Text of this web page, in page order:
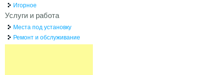
Игорное
Услуги и работа
Места под установку
Ремонт и обслуживание